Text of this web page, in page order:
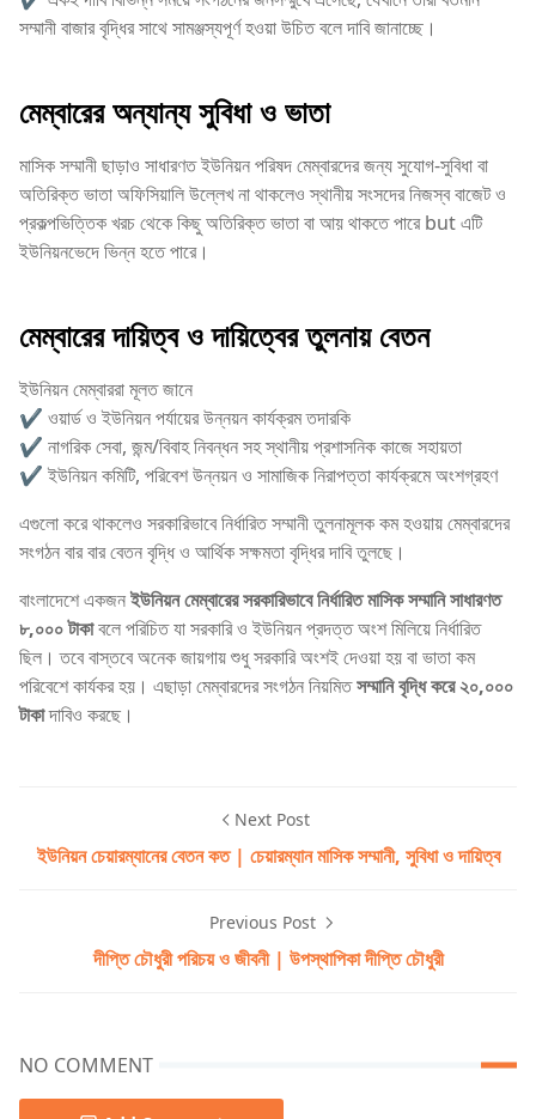
সম্মানী বাজার বৃদ্ধির সাথে সামঞ্জস্যপূর্ণ হওয়া উচিত বলে দাবি জানাচ্ছে।
মেম্বারের অন্যান্য সুবিধা ও ভাতা
মাসিক সম্মানী ছাড়াও সাধারণত ইউনিয়ন পরিষদ মেম্বারদের জন্য সুযোগ‑সুবিধা বা
অতিরিক্ত ভাতা অফিসিয়ালি উল্লেখ না থাকলেও স্থানীয় সংসদের নিজস্ব বাজেট ও
প্রকল্পভিত্তিক খরচ থেকে কিছু অতিরিক্ত ভাতা বা আয় থাকতে পারে but এটি
ইউনিয়নভেদে ভিন্ন হতে পারে।
মেম্বারের দায়িত্ব ও দায়িত্বের তুলনায় বেতন
ইউনিয়ন মেম্বাররা মূলত জানে
✔️ ওয়ার্ড ও ইউনিয়ন পর্যায়ের উন্নয়ন কার্যক্রম তদারকি
✔️ নাগরিক সেবা, জন্ম/বিবাহ নিবন্ধন সহ স্থানীয় প্রশাসনিক কাজে সহায়তা
✔️ ইউনিয়ন কমিটি, পরিবেশ উন্নয়ন ও সামাজিক নিরাপত্তা কার্যক্রমে অংশগ্রহণ
এগুলো করে থাকলেও সরকারিভাবে নির্ধারিত সম্মানী তুলনামূলক কম হওয়ায় মেম্বারদের
সংগঠন বার বার বেতন বৃদ্ধি ও আর্থিক সক্ষমতা বৃদ্ধির দাবি তুলছে।
বাংলাদেশে একজনইউনিয়ন মেম্বারের সরকারিভাবে নির্ধারিত মাসিক সম্মানি সাধারণত
৮,০০০ টাকাবলে পরিচিত যা সরকারি ও ইউনিয়ন প্রদত্ত অংশ মিলিয়ে নির্ধারিত
ছিল। তবে বাস্তবে অনেক জায়গায় শুধু সরকারি অংশই দেওয়া হয় বা ভাতা কম
পরিবেশে কার্যকর হয়। এছাড়া মেম্বারদের সংগঠন নিয়মিতসম্মানি বৃদ্ধি করে ২০,০০০
টাকাদাবিও করছে।
Next Post
ইউনিয়ন চেয়ারম্যানের বেতন কত | চেয়ারম্যান মাসিক সম্মানী, সুবিধা ও দায়িত্ব
Previous Post
দীপ্তি চৌধুরী পরিচয় ও জীবনী | উপস্থাপিকা দীপ্তি চৌধুরী
NO COMMENT